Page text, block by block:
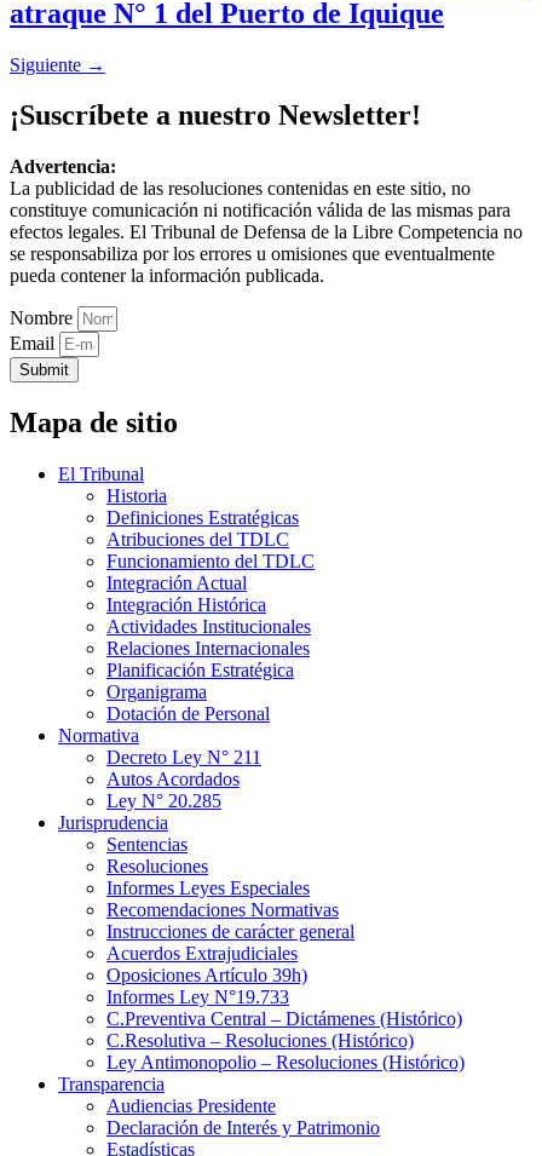
atraque N° 1 del Puerto de Iquique
Siguiente →
¡Suscríbete a nuestro Newsletter!
Advertencia:
La publicidad de las resoluciones contenidas en este sitio, no
constituye comunicación ni notificación válida de las mismas para
efectos legales. El Tribunal de Defensa de la Libre Competencia no
se responsabiliza por los errores u omisiones que eventualmente
pueda contener la información publicada.
Nombre
Email
Submit
Mapa de sitio
El Tribunal
Historia
Definiciones Estratégicas
Atribuciones del TDLC
Funcionamiento del TDLC
Integración Actual
Integración Histórica
Actividades Institucionales
Relaciones Internacionales
Planificación Estratégica
Organigrama
Dotación de Personal
Normativa
Decreto Ley N° 211
Autos Acordados
Ley N° 20.285
Jurisprudencia
Sentencias
Resoluciones
Informes Leyes Especiales
Recomendaciones Normativas
Instrucciones de carácter general
Acuerdos Extrajudiciales
Oposiciones Artículo 39h)
Informes Ley N°19.733
C.Preventiva Central – Dictámenes (Histórico)
C.Resolutiva – Resoluciones (Histórico)
Ley Antimonopolio – Resoluciones (Histórico)
Transparencia
Audiencias Presidente
Declaración de Interés y Patrimonio
Estadísticas